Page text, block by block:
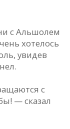
с Альшолем
хотелось
увидев
с
— сказал